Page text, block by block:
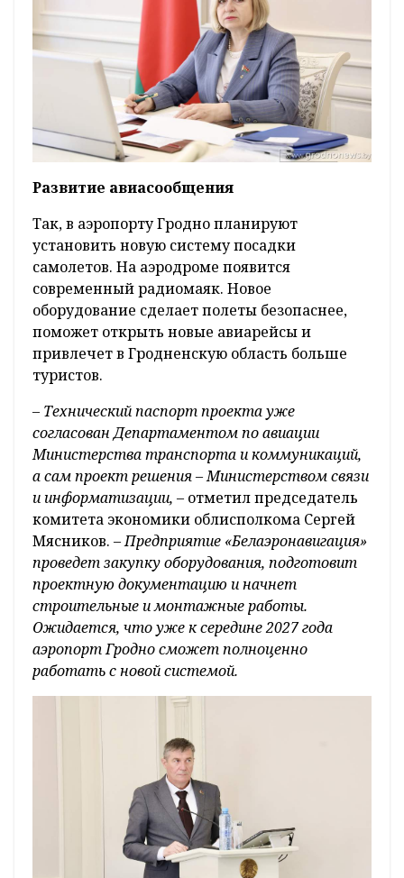
Развитие авиасообщения
Так, в аэропорту Гродно планируют
установить новую систему посадки
самолетов. На аэродроме появится
современный радиомаяк. Новое
оборудование сделает полеты безопаснее,
поможет открыть новые авиарейсы и
привлечет в Гродненскую область больше
туристов.
– Технический паспорт проекта уже
согласован Департаментом по авиации
Министерства транспорта и коммуникаций,
а сам проект решения – Министерством связи
и информатизации, – отметил председатель
комитета экономики облисполкома Сергей
Мясников. –Предприятие «Белаэронавигация»
проведет закупку оборудования, подготовит
проектную документацию и начнет
строительные и монтажные работы.
Ожидается, что уже к середине 2027 года
аэропорт Гродно сможет полноценно
работать с новой системой.